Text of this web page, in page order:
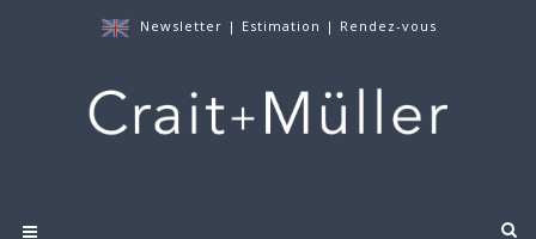
Newsletter | Estimation | Rendez-vous